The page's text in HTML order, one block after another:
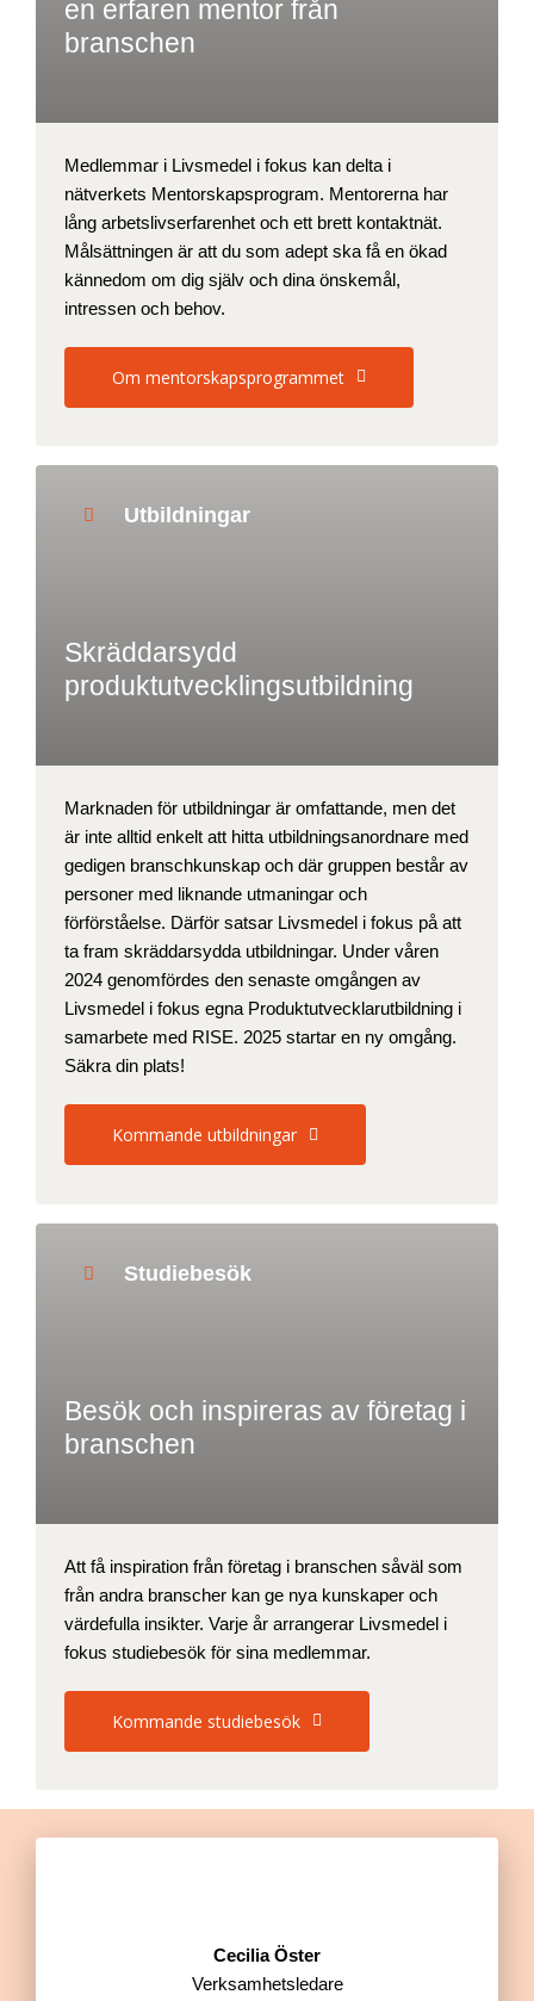
en erfaren mentor från
branschen
Medlemmar i Livsmedel i fokus kan delta i
nätverkets Mentorskapsprogram. Mentorerna har
lång arbetslivserfarenhet och ett brett kontaktnät.
Målsättningen är att du som adept ska få en ökad
kännedom om dig själv och dina önskemål,
intressen och behov.
Om mentorskapsprogrammet
Utbildningar
Skräddarsydd
produktutvecklingsutbildning
Marknaden för utbildningar är omfattande, men det
är inte alltid enkelt att hitta utbildningsanordnare med
gedigen branschkunskap och där gruppen består av
personer med liknande utmaningar och
förförståelse. Därför satsar Livsmedel i fokus på att
ta fram skräddarsydda utbildningar. Under våren
2024 genomfördes den senaste omgången av
Livsmedel i fokus egna Produktutvecklarutbildning i
samarbete med RISE. 2025 startar en ny omgång.
Säkra din plats!
Kommande utbildningar
Studiebesök
Besök och inspireras av företag i
branschen
Att få inspiration från företag i branschen såväl som
från andra branscher kan ge nya kunskaper och
värdefulla insikter. Varje år arrangerar Livsmedel i
fokus studiebesök för sina medlemmar.
Kommande studiebesök
Cecilia Öster
Verksamhetsledare